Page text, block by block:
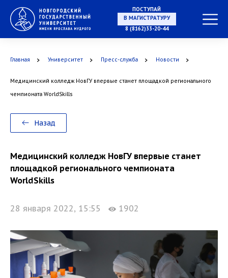
ПОСТУПАЙ
В МАГИСТРАТУРУ
8 (8162)33-20-44
Главная Университет Пресс-служба Новости
Медицинский колледж НовГУ впервые станет площадкой регионального
чемпионата WorldSkills
Назад
Медицинский колледж НовГУ впервые станет
площадкой регионального чемпионата
WorldSkills
28 января 2022, 15:55 1902